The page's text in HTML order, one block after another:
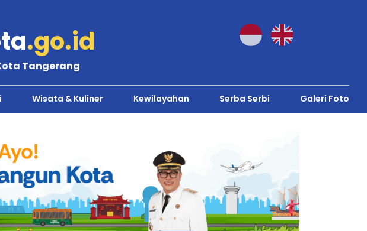
.go.id
Tangerang
Wisata & Kuliner Kewilayahan Serba Serbi Galeri Foto